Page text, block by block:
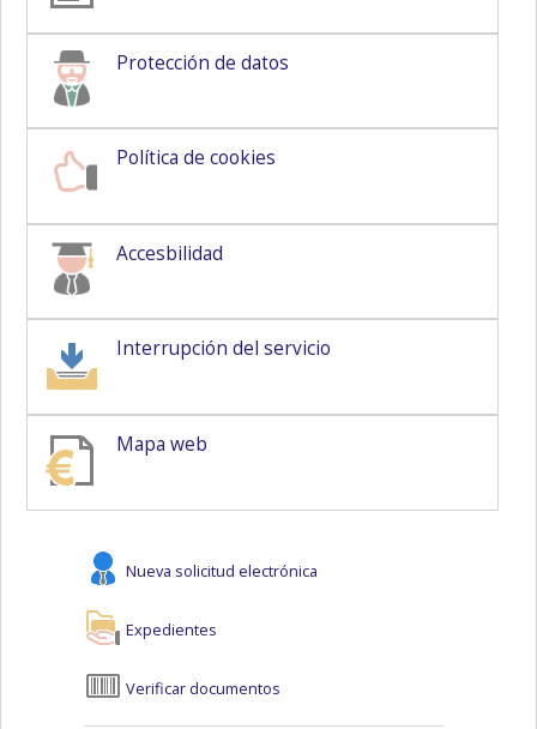
Protección de datos
Política de cookies
Accesbilidad
Interrupción del servicio
Mapa web
Nueva solicitud electrónica
Expedientes
Verificar documentos